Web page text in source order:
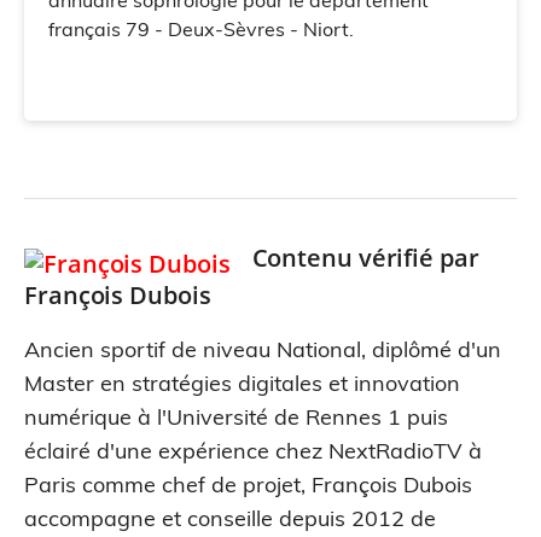
français 79 - Deux-Sèvres - Niort.
Contenu vérifié par
François Dubois
Ancien sportif de niveau National, diplômé d'un
Master en stratégies digitales et innovation
numérique à l'Université de Rennes 1 puis
éclairé d'une expérience chez NextRadioTV à
Paris comme chef de projet, François Dubois
accompagne et conseille depuis 2012 de